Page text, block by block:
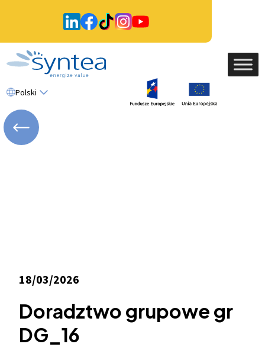
Polski
18/03/2026
Doradztwo grupowe gr
DG_16